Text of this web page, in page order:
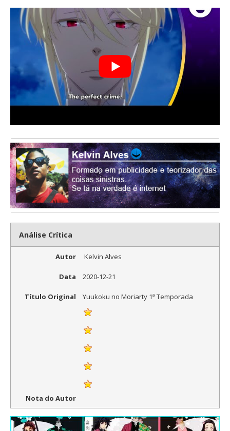
Análise Crítica
Autor Kelvin Alves
Data 2020-12-21
Título Original Yuukoku no Moriarty 1ª Temporada
Nota do Autor